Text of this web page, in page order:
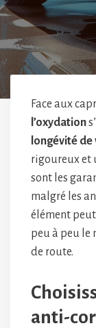
Face aux
l’oxydation
longévité
rigoureux et
sont les
malgré les
élément
peu à peu le
de route.
anti-